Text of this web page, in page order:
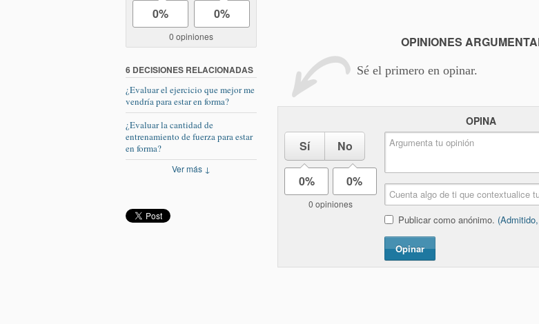
0% 0%
0 opiniones
6 DECISIONES RELACIONADAS
¿Evaluar el ejercicio que mejor me
vendría para estar en forma?
¿Evaluar la cantidad de
entrenamiento de fuerza para estar
en forma?
Ver más ↓
OPINIONES
Sé el primero en opinar.
OPINA
Sí No
0% 0%
0 opiniones
Publicar como anónimo.
Opinar